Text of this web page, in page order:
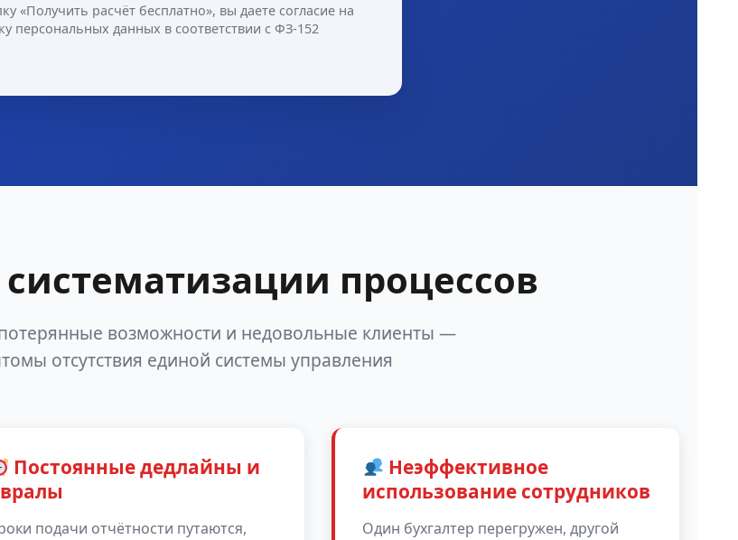
«Получить расчёт бесплатно», вы даете согласие на
персональных данных в соответствии с ФЗ-152
процессов
возможности и недовольные клиенты —
отсутствия единой системы управления
Постоянные дедлайны и
подачи отчётности путаются,
Неэффективное
использование сотрудников
Один бухгалтер перегружен, другой